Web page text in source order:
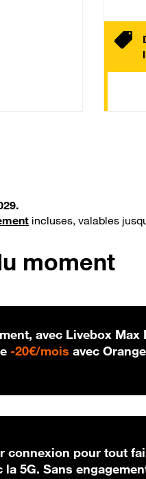
incluses, valables
moment
avec Livebox Max
-20€/mois 20 € par mois
avec
connexion pour tout
la 5G. Sans